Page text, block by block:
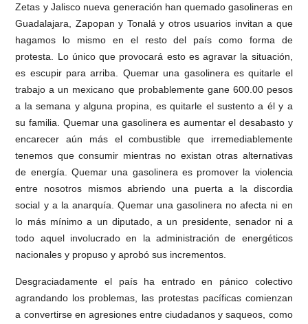
Zetas y Jalisco nueva generación han quemado gasolineras en
Guadalajara, Zapopan y Tonalá y otros usuarios invitan a que
hagamos lo mismo en el resto del país como forma de
protesta. Lo único que provocará esto es agravar la situación,
es escupir para arriba. Quemar una gasolinera es quitarle el
trabajo a un mexicano que probablemente gane 600.00 pesos
a la semana y alguna propina, es quitarle el sustento a él y a
su familia. Quemar una gasolinera es aumentar el desabasto y
encarecer aún más el combustible que irremediablemente
tenemos que consumir mientras no existan otras alternativas
de energía. Quemar una gasolinera es promover la violencia
entre nosotros mismos abriendo una puerta a la discordia
social y a la anarquía. Quemar una gasolinera no afecta ni en
lo más mínimo a un diputado, a un presidente, senador ni a
todo aquel involucrado en la administración de energéticos
nacionales y propuso y aprobó sus incrementos.
Desgraciadamente el país ha entrado en pánico colectivo
agrandando los problemas, las protestas pacíficas comienzan
a convertirse en agresiones entre ciudadanos y saqueos, como